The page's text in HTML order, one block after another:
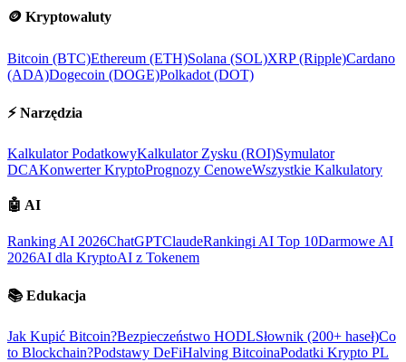
🪙 Kryptowaluty
Bitcoin (BTC)Ethereum (ETH)Solana (SOL)XRP (Ripple)Cardano
(ADA)Dogecoin (DOGE)Polkadot (DOT)
⚡ Narzędzia
Kalkulator PodatkowyKalkulator Zysku (ROI)Symulator
DCAKonwerter KryptoPrognozy CenoweWszystkie Kalkulatory
🤖 AI
Ranking AI 2026ChatGPTClaudeRankingi AI Top 10Darmowe AI
2026AI dla KryptoAI z Tokenem
📚 Edukacja
Jak Kupić Bitcoin?Bezpieczeństwo HODLSłownik (200+ haseł)Co
to Blockchain?Podstawy DeFiHalving BitcoinaPodatki Krypto PL